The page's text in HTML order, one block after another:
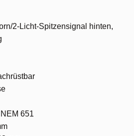
2-Licht-Spitzensignal hinten,
651